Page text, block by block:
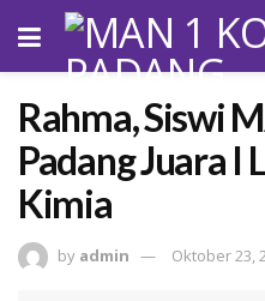
Rahma, Siswi
Padang Juara I
Kimia
by admin Oktober 23,